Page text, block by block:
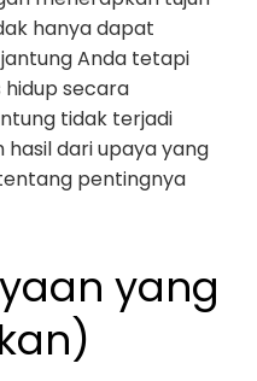
hanya dapat
Anda tetapi
secara
tidak terjadi
hasil dari upaya yang
pentingnya
yang